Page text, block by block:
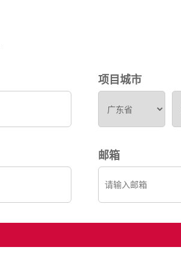
项目城市
邮箱